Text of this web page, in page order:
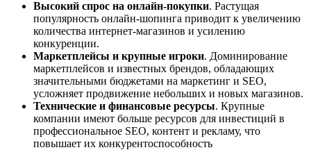
Высокий спрос на онлайн-покупки. Растущая
популярность онлайн-шопинга приводит к увеличению
количества интернет-магазинов и усилению
конкуренции.
Маркетплейсы и крупные игроки. Доминирование
маркетплейсов и известных брендов, обладающих
значительными бюджетами на маркетинг и SEO,
усложняет продвижение небольших и новых магазинов.
Технические и финансовые ресурсы. Крупные
компании имеют больше ресурсов для инвестиций в
профессиональное SEO, контент и рекламу, что
повышает их конкурентоспособность